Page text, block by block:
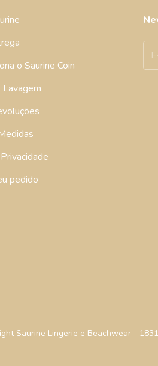
o Saurine Coin
Lavagem
pedido
Saurine Lingerie e Beachwear -